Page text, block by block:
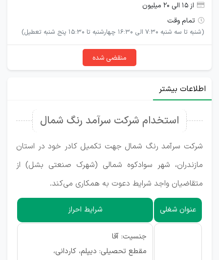
از ۱۵ الی ۲۰ میلیون
تمام وقت
(شنبه تا سه شنبه 7:30 الی 16:30 چهارشنبه تا 15:30 پنج شنبه تعطیل)
منقضی شده
اطلاعات بیشتر
استخدام شرکت سرآمد رنگ شمال
شرکت سرآمد رنگ شمال جهت تکمیل کادر خود در استان
مازندران، شهر سوادکوه شمالی (شهرک صنعتی بشل) از
متقاضیان واجد شرایط دعوت به همکاری می‌کند.
عنوان شغلی شرایط احراز
جنسیت: آقا
مقطع تحصیلی: دیپلم، کاردانی،